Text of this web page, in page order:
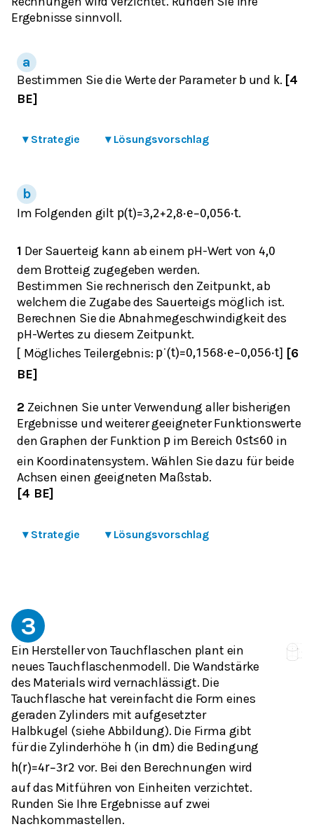
Ergebnisse sinnvoll.
Bestimmen Sie die Werte der Parameter bund k. [4
BE]
▾ Strategie ▾ Lösungsvorschlag
Im Folgenden gilt p(t)=3,2+2,8⋅e−0,056⋅t.
1 Der Sauerteig kann ab einem pH-Wert von4,0
dem Brotteig zugegeben werden.
Bestimmen Sie rechnerisch den Zeitpunkt, ab
welchem die Zugabe des Sauerteigs möglich ist.
Berechnen Sie die Abnahmegeschwindigkeit des
pH-Wertes zu diesem Zeitpunkt.
[ Mögliches Teilergebnis: p˙(t)=0,1568⋅e−0,056⋅t] [6
BE]
2 Zeichnen Sie unter Verwendung aller bisherigen
Ergebnisse und weiterer geeigneter Funktionswerte
den Graphen der Funktion p im Bereich 0≤t≤60 in
ein Koordinatensystem. Wählen Sie dazu für beide
Achsen einen geeigneten Maßstab.
[4 BE]
▾ Strategie ▾ Lösungsvorschlag
3
Ein Hersteller von Tauchflaschen plant ein
neues Tauchflaschenmodell. Die Wandstärke
des Materials wird vernachlässigt. Die
Tauchflasche hat vereinfacht die Form eines
geraden Zylinders mit aufgesetzter
Halbkugel (siehe Abbildung). Die Firma gibt
für die Zylinderhöhe h (in dm) die Bedingung
h(r)=4r−3r2 vor. Bei den Berechnungen wird
auf das Mitführen von Einheiten verzichtet.
Runden Sie Ihre Ergebnisse auf zwei
Nachkommastellen.